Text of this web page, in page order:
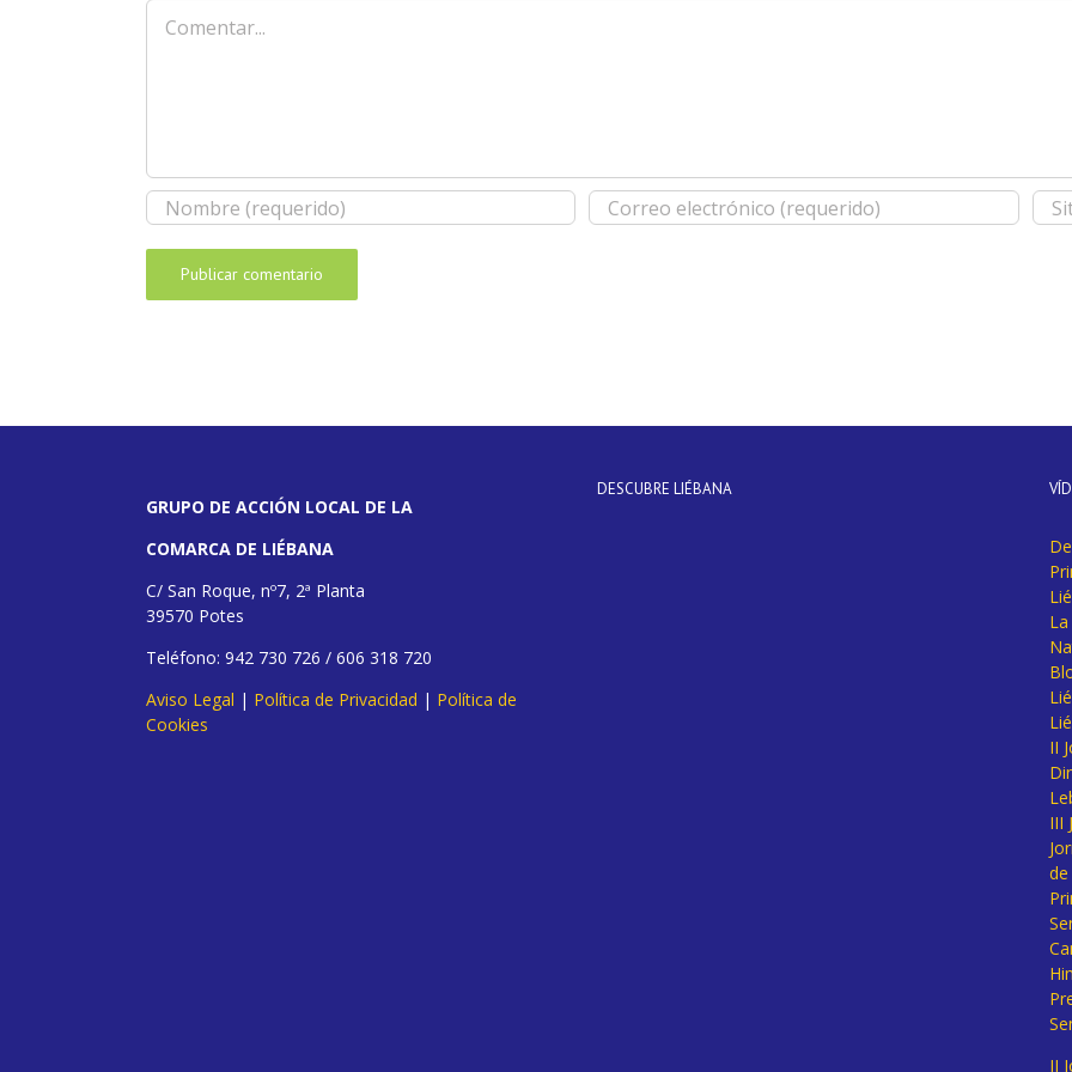
Comentar
GRUPO DE ACCIÓN LOCAL DE LA
COMARCA DE LIÉBANA
C/ San Roque, nº7, 2ª Planta
39570 Potes
Teléfono: 942 730 726 / 606 318 720
Aviso Legal | Política de Privacidad | Política de
Cookies
DESCUBRE LIÉBANA
II
III
II